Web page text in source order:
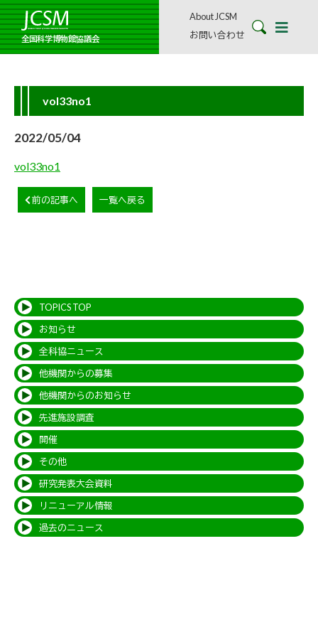
全国科学博物館協議会
About JCSM
お問い合わせ
vol33no1
2022/05/04
vol33no1
前の記事へ 一覧へ戻る
TOPICS TOP
お知らせ
全科協ニュース
他機関からの募集
他機関からのお知らせ
先進施設調査
開催
その他
研究発表大会資料
リニューアル情報
過去のニュース